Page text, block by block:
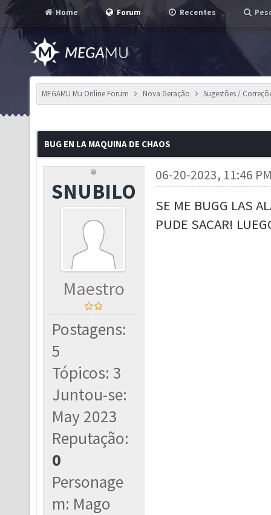
Home Forum Recentes
MEGAMU Mu Online Forum Nova Geração Sugestões /
BUG EN LA MAQUINA DE CHAOS
SNUBILO
Maestro
Postagens:
5
Tópicos: 3
Juntou-se:
May 2023
Reputação:
0
Personage
m: Mago
06-20-2023, 11:46
SE ME BUGG LAS
PUDE SACAR!